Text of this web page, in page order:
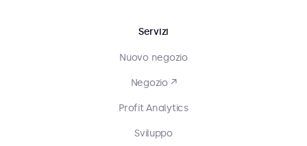
Servizi
Nuovo negozio
Negozio ↗
Profit Analytics
Sviluppo